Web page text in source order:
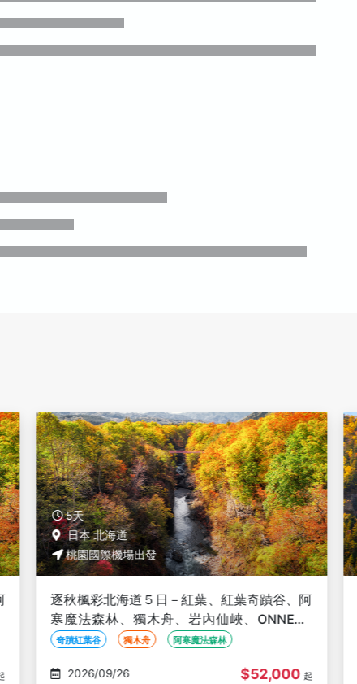
5天
日本 北海道
桃園國際機場出發
秋楓北海道５日－星野TOMAMU、紅葉、奇
蹟紅葉谷、珊瑚草、黑岳纜車、旭山動物園、
知床遊覽船、海鮮螃蟹和牛吃到飽
紅葉 星野TOMAMU 知床半島
2026/09/26 $55,000 起